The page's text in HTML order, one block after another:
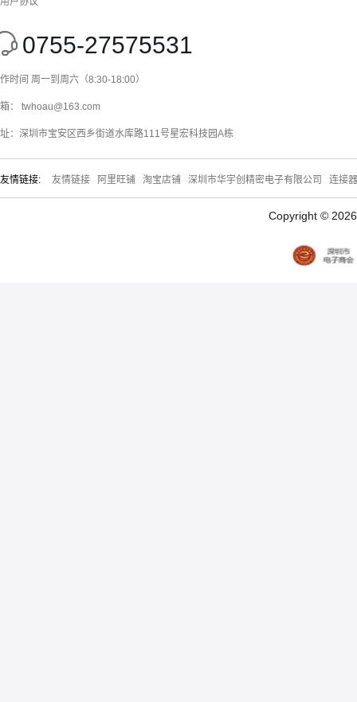
0755-27575531
时间 周一到周六（8:30-18:00）
： twhoau@163.com
：深圳市宝安区西乡街道水库路111号星宏科技园A栋
友情链接: 友情链接 阿里旺铺 淘宝店铺 深圳市华宇创精密电子有限公司 连接
Copyright ©